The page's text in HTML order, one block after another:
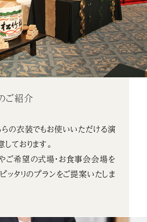
ご紹介
の衣装でもお使いいただける演
ております。
ご希望の式場・お食事会会場を
ッタリのプランをご提案いたしま